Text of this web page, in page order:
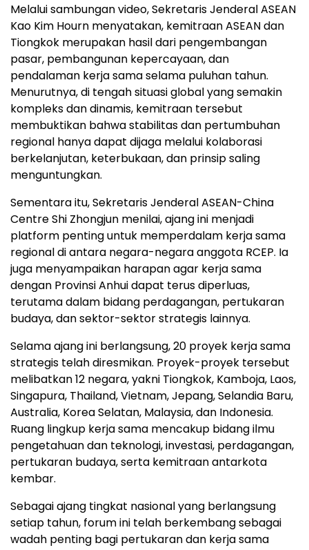
Melalui sambungan video, Sekretaris Jenderal ASEAN
Kao Kim Hourn menyatakan, kemitraan ASEAN dan
Tiongkok merupakan hasil dari pengembangan
pasar, pembangunan kepercayaan, dan
pendalaman kerja sama selama puluhan tahun.
Menurutnya, di tengah situasi global yang semakin
kompleks dan dinamis, kemitraan tersebut
membuktikan bahwa stabilitas dan pertumbuhan
regional hanya dapat dijaga melalui kolaborasi
berkelanjutan, keterbukaan, dan prinsip saling
menguntungkan.
Sementara itu, Sekretaris Jenderal ASEAN-China
Centre Shi Zhongjun menilai, ajang ini menjadi
platform penting untuk memperdalam kerja sama
regional di antara negara-negara anggota RCEP. Ia
juga menyampaikan harapan agar kerja sama
dengan Provinsi Anhui dapat terus diperluas,
terutama dalam bidang perdagangan, pertukaran
budaya, dan sektor-sektor strategis lainnya.
Selama ajang ini berlangsung, 20 proyek kerja sama
strategis telah diresmikan. Proyek-proyek tersebut
melibatkan 12 negara, yakni Tiongkok, Kamboja, Laos,
Singapura, Thailand, Vietnam, Jepang, Selandia Baru,
Australia, Korea Selatan, Malaysia, dan Indonesia.
Ruang lingkup kerja sama mencakup bidang ilmu
pengetahuan dan teknologi, investasi, perdagangan,
pertukaran budaya, serta kemitraan antarkota
kembar.
Sebagai ajang tingkat nasional yang berlangsung
setiap tahun, forum ini telah berkembang sebagai
wadah penting bagi pertukaran dan kerja sama